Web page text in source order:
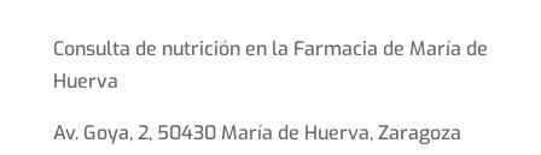
Consulta de nutrición en la Farmacia de María de
Huerva
Av. Goya, 2, 50430 María de Huerva, Zaragoza